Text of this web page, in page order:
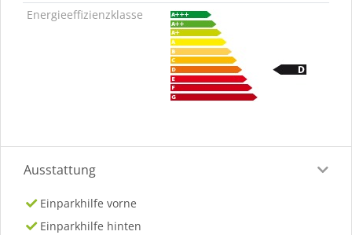
Energieeffizienzklasse
Ausstattung
Einparkhilfe vorne
Einparkhilfe hinten